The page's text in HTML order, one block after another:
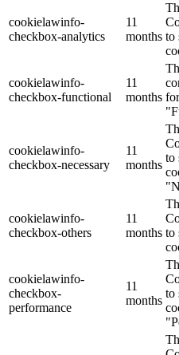
cookielawinfo-
checkbox-analytics
11
months to
cookielawinfo-
checkbox-functional
11
months
cookielawinfo-
checkbox-necessary
11
months
to
cookielawinfo-
checkbox-others
11
months to
cookielawinfo-
checkbox-
performance
11
months
to